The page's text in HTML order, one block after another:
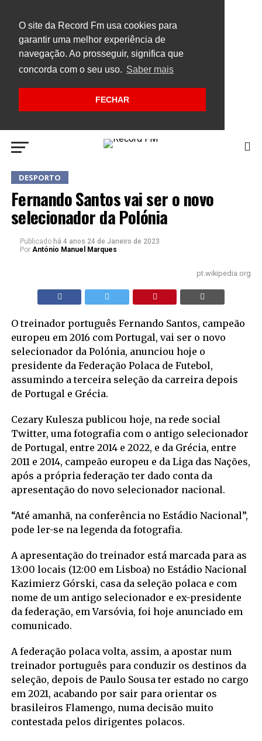
O site da Record Fm usa cookies para
garantir uma melhor experiência de
navegação. Ao prosseguir, significa que
concorda com o seu uso. Saber mais
FECHAR
DESPORTO
Fernando Santos vai ser o novo
selecionador da Polónia
Publicado há 4 anos 24 de Janeiro de 2023
Por António Manuel Marques
pt.wikipedia.org
O treinador português Fernando Santos, campeão
europeu em 2016 com Portugal, vai ser o novo
selecionador da Polónia, anunciou hoje o
presidente da Federação Polaca de Futebol,
assumindo a terceira seleção da carreira depois
de Portugal e Grécia.
Cezary Kulesza publicou hoje, na rede social
Twitter, uma fotografia com o antigo selecionador
de Portugal, entre 2014 e 2022, e da Grécia, entre
2011 e 2014, campeão europeu e da Liga das Nações,
após a própria federação ter dado conta da
apresentação do novo selecionador nacional.
“Até amanhã, na conferência no Estádio Nacional”,
pode ler-se na legenda da fotografia.
A apresentação do treinador está marcada para as
13:00 locais (12:00 em Lisboa) no Estádio Nacional
Kazimierz Górski, casa da seleção polaca e com
nome de um antigo selecionador e ex-presidente
da federação, em Varsóvia, foi hoje anunciado em
comunicado.
A federação polaca volta, assim, a apostar num
treinador português para conduzir os destinos da
seleção, depois de Paulo Sousa ter estado no cargo
em 2021, acabando por sair para orientar os
brasileiros Flamengo, numa decisão muito
contestada pelos dirigentes polacos.